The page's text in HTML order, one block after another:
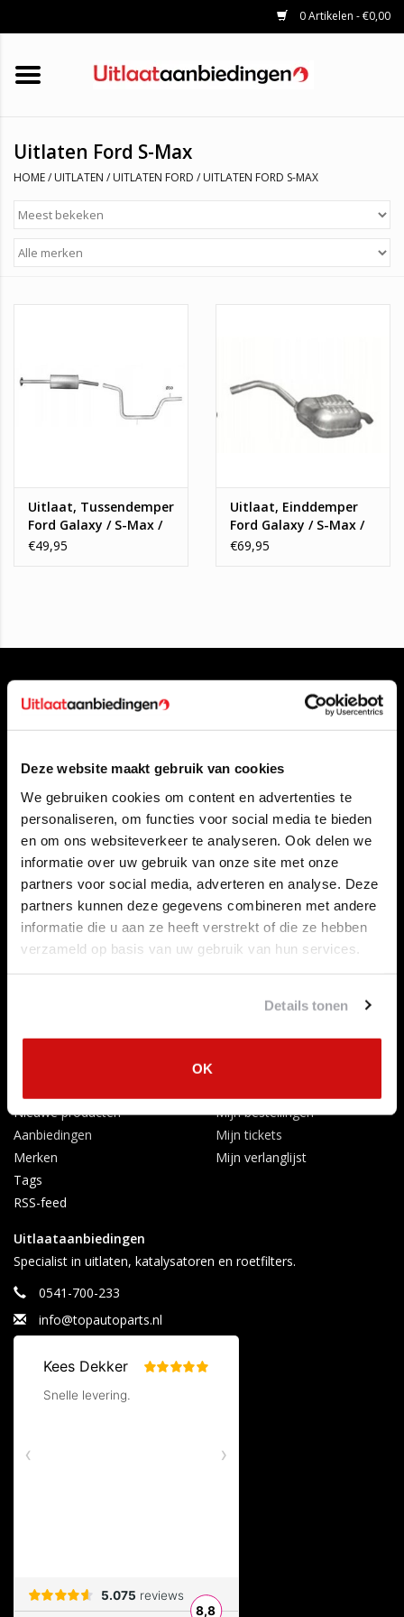
Deze website maakt gebruik van cookies
We gebruiken cookies om content en advertenties te
personaliseren, om functies voor social media te bieden
en om ons websiteverkeer te analyseren. Ook delen we
informatie over uw gebruik van onze site met onze
partners voor social media, adverteren en analyse. Deze
partners kunnen deze gegevens combineren met andere
informatie die u aan ze heeft verstrekt of die ze hebben
verzameld op basis van uw gebruik van hun services.
Details tonen
OK
0 Artikelen - €0,00
HOME
KATALYSATOREN
UNIVERSELE UITLAATDELEN
Uitlaten Ford S-Max
HOME/ UITLATEN / UITLATEN FORD / UITLATEN FORD S-MAX
Uitlaat, Tussendemper
Ford Galaxy / S-Max /
Mondeo
€49,95
Uitlaat, Einddemper
Ford Galaxy / S-Max /
Mondeo
€69,95
Contact opnemen
Over ons
Betaalmethoden
Algemene voorwaarden
Herroepingsrecht
Privacy Policy
Verzenden & retourneren
Nieuwe producten
Aanbiedingen
Merken
Tags
RSS-feed
Mijn bestellingen
Mijn tickets
Mijn verlanglijst
Uitlaataanbiedingen
Specialist in uitlaten, katalysatoren en roetfilters.
0541-700-233
info@topautoparts.nl